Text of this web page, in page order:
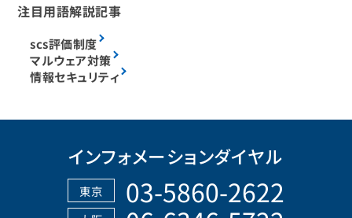
注目用語解説記事
scs評価制度
マルウェア対策
情報セキュリティ
インフォメーションダイヤル
東京 03-5860-2622